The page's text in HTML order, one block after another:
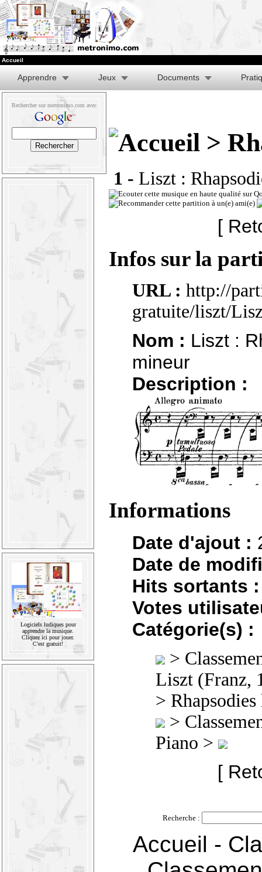
Accueil
Apprendre Jeux Documents
Rechercher sur metronimo.com avec
Logiciels ludiques pour
apprendre la musique.
Cliquez ici pour jouer.
C'est gratuit!
>
1 - Liszt :
[
Infos sur la
URL : http://
gratuite/liszt/
Nom : Liszt :
mineur
Description :
Informations
Date d'ajout :
Date de
Hits sortants :
Votes
Catégorie(s) :
>
Liszt (Franz,
>
>
Piano >
[
Recherche :
Accueil -